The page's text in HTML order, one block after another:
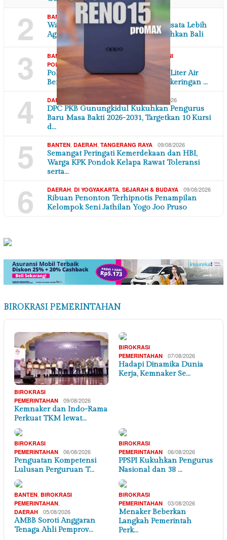
2 BANTEN ,DAERAH, PARAWISATA 09/08/2026
Wagub Banten Dorong Promosi Wisata Lebih
Agresif: Banten Punya Potensi Kalahkan Bali
3 BANTEN,DAERAH
TNI
POLRI
09/08/2026
Polres Serang Distribusikan 16.000 Liter Air
Bersih untuk Warga Terdampak Kekeringan …
4 DAERAH 09/08/2026
DPC PKB Gunungkidul Kukuhkan Pengurus
Baru Masa Bakti 2026-2031, Targetkan 10 Kursi
d…
5 BANTEN, DAERAH, TANGERANG RAYA 09/08/2026
Semangat Peringati Kemerdekaan dan HBI,
Warga KPK Pondok Kelapa Rawat Toleransi
serta…
6 DAERAH, DI YOGYAKARTA, SEJARAH & BUDAYA 09/08/2026
Ribuan Penonton Terhipnotis Penampilan
Kelompok Seni Jathilan Yogo Joo Pruso
BIROKRASI PEMERINTAHAN
BIROKRASI
PEMERINTAHAN
09/08/2026
Kemnaker dan Indo-Rama
Perkuat TKM lewat…
BIROKRASI
PEMERINTAHAN
07/08/2026
Hadapi Dinamika Dunia
Kerja, Kemnaker Se…
BIROKRASI
PEMERINTAHAN
06/08/2026
Penguatan Kompetensi
Lulusan Perguruan T…
BIROKRASI
PEMERINTAHAN
06/08/2026
PPSPI Kukuhkan Pengurus
Nasional dan 38 …
BANTEN BIROKRASI
PEMERINTAHAN
DAERAH 05/08/2026
AMBB Soroti Anggaran
Tenaga Ahli Pemprov…
BIROKRASI
PEMERINTAHAN
03/08/2026
Menaker Beberkan
Langkah Pemerintah
Perk…